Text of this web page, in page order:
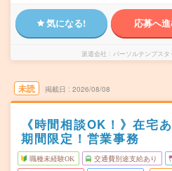
気になる! 応募へ
派遣会社 パーソルテンプス
未読 掲載日 2026/08/08
《時間相談OK！》在宅
期間限定！営業事務
職種未経験OK 交通費別途支給あり